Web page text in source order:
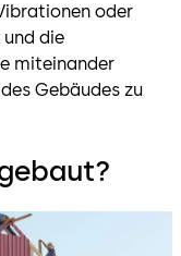
oder
und die
miteinander
Gebäudes zu